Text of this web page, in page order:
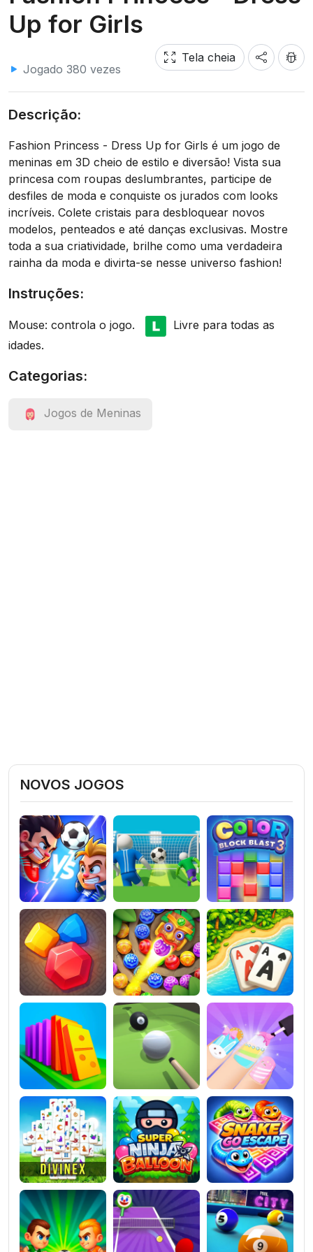
Up for Girls
Jogado 380 vezes
Tela cheia
Descrição:
Fashion Princess - Dress Up for Girls é um jogo de
meninas em 3D cheio de estilo e diversão! Vista sua
princesa com roupas deslumbrantes, participe de
desfiles de moda e conquiste os jurados com looks
incríveis. Colete cristais para desbloquear novos
modelos, penteados e até danças exclusivas. Mostre
toda a sua criatividade, brilhe como uma verdadeira
rainha da moda e divirta-se nesse universo fashion!
Instruções:
Mouse: controla o jogo.
Livre para todas as
idades.
Categorias:
Jogos de Meninas
NOVOS JOGOS